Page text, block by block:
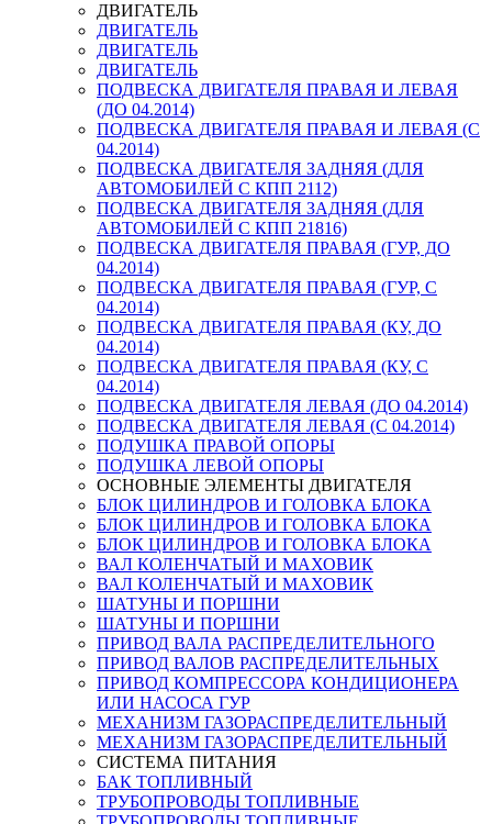
ДВИГАТЕЛЬ
ДВИГАТЕЛЬ
ДВИГАТЕЛЬ
ДВИГАТЕЛЬ
ПОДВЕСКА ДВИГАТЕЛЯ ПРАВАЯ И ЛЕВАЯ
(ДО 04.2014)
ПОДВЕСКА ДВИГАТЕЛЯ ПРАВАЯ И ЛЕВАЯ (С
04.2014)
ПОДВЕСКА ДВИГАТЕЛЯ ЗАДНЯЯ (ДЛЯ
АВТОМОБИЛЕЙ С КПП 2112)
ПОДВЕСКА ДВИГАТЕЛЯ ЗАДНЯЯ (ДЛЯ
АВТОМОБИЛЕЙ С КПП 21816)
ПОДВЕСКА ДВИГАТЕЛЯ ПРАВАЯ (ГУР, ДО
04.2014)
ПОДВЕСКА ДВИГАТЕЛЯ ПРАВАЯ (ГУР, С
04.2014)
ПОДВЕСКА ДВИГАТЕЛЯ ПРАВАЯ (КУ, ДО
04.2014)
ПОДВЕСКА ДВИГАТЕЛЯ ПРАВАЯ (КУ, С
04.2014)
ПОДВЕСКА ДВИГАТЕЛЯ ЛЕВАЯ (ДО 04.2014)
ПОДВЕСКА ДВИГАТЕЛЯ ЛЕВАЯ (С 04.2014)
ПОДУШКА ПРАВОЙ ОПОРЫ
ПОДУШКА ЛЕВОЙ ОПОРЫ
ОСНОВНЫЕ ЭЛЕМЕНТЫ ДВИГАТЕЛЯ
БЛОК ЦИЛИНДРОВ И ГОЛОВКА БЛОКА
БЛОК ЦИЛИНДРОВ И ГОЛОВКА БЛОКА
БЛОК ЦИЛИНДРОВ И ГОЛОВКА БЛОКА
ВАЛ КОЛЕНЧАТЫЙ И МАХОВИК
ВАЛ КОЛЕНЧАТЫЙ И МАХОВИК
ШАТУНЫ И ПОРШНИ
ШАТУНЫ И ПОРШНИ
ПРИВОД ВАЛА РАСПРЕДЕЛИТЕЛЬНОГО
ПРИВОД ВАЛОВ РАСПРЕДЕЛИТЕЛЬНЫХ
ПРИВОД КОМПРЕССОРА КОНДИЦИОНЕРА
ИЛИ НАСОСА ГУР
МЕХАНИЗМ ГАЗОРАСПРЕДЕЛИТЕЛЬНЫЙ
МЕХАНИЗМ ГАЗОРАСПРЕДЕЛИТЕЛЬНЫЙ
СИСТЕМА ПИТАНИЯ
БАК ТОПЛИВНЫЙ
ТРУБОПРОВОДЫ ТОПЛИВНЫЕ